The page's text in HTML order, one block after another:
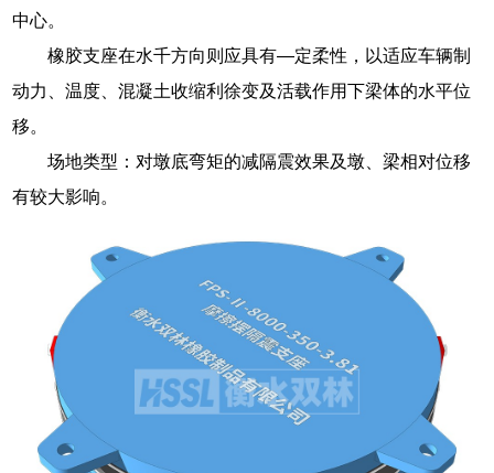
中心。
橡胶支座在水千方向则应具有—定柔性，以适应车辆制
动力、温度、混凝土收缩利徐变及活载作用下梁体的水平位
移。
场地类型：对墩底弯矩的减隔震效果及墩、梁相对位移
有较大影响。